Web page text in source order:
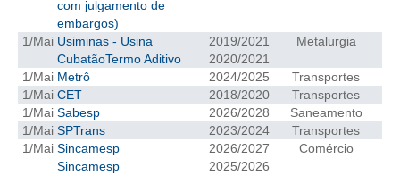
CONTRIBUIÇÕES
CONTRIBUIÇÃO ASSISTENCIAL
CONTRIBUIÇÃO ASSOCIATIVA OU ANUIDADE DE SÓCIO
CONTRIBUIÇÃO SINDICAL URBANA
com julgamento de
embargos)
1/Mai Usiminas - Usina
CubatãoTermo Aditivo
2019/2021
2020/2021
Metalurgia
1/Mai Metrô 2024/2025
Transportes
1/Mai CET 2018/2020
Transportes
1/Mai Sabesp 2026/2028
Saneamento
1/Mai SPTrans 2023/2024
Transportes
1/Mai Sincamesp
Sincamesp
2026/2027
2025/2026
Comércio